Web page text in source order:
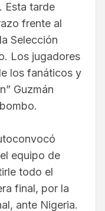
Esta tarde
frente al
Selección
Los jugadores
los fanáticos y
Guzmán
equipo de
todo el
final, por la
ante Nigeria.